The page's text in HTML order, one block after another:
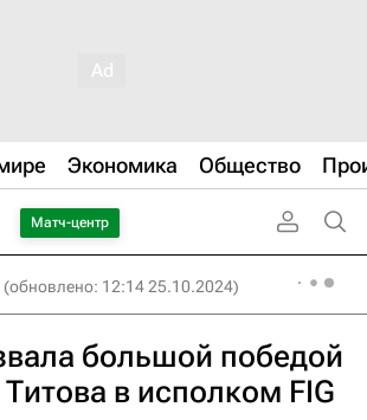
Экономика Общество
Матч-центр
(обновлено: 12:14 25.10.2024)
большой победой
в исполком FIG